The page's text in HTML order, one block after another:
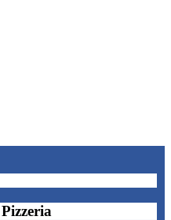
Pizzeria